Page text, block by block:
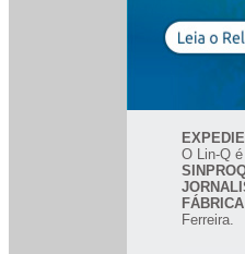
O Lin-Q
Ferreira.